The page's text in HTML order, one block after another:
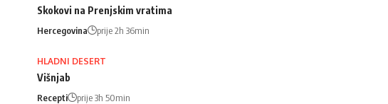
Skokovi na Prenjskim vratima
Hercegovina prije 2h 36min
HLADNI DESERT
Višnjab
Recepti prije 3h 50min